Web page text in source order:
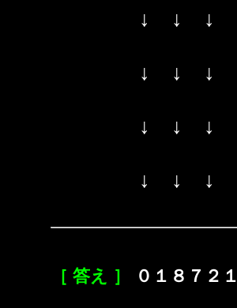
↓ ↓ ↓
↓ ↓ ↓
↓ ↓ ↓
↓ ↓ ↓
［ 答え ］ ０１８７２１